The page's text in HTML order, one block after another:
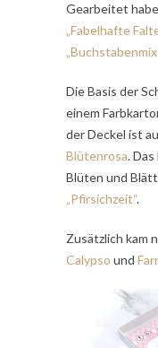
Gearbeitet
„Fabelhafte
Die Basis der
einem
der Deckel ist
Blütenrosa.
Blüten und
„Pfirsichzeit“.
Zusätzlich kam
Calypso und